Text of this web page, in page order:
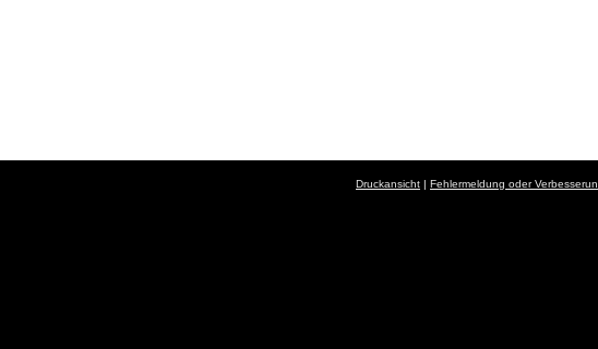
Druckansicht | Fehlermeldung oder